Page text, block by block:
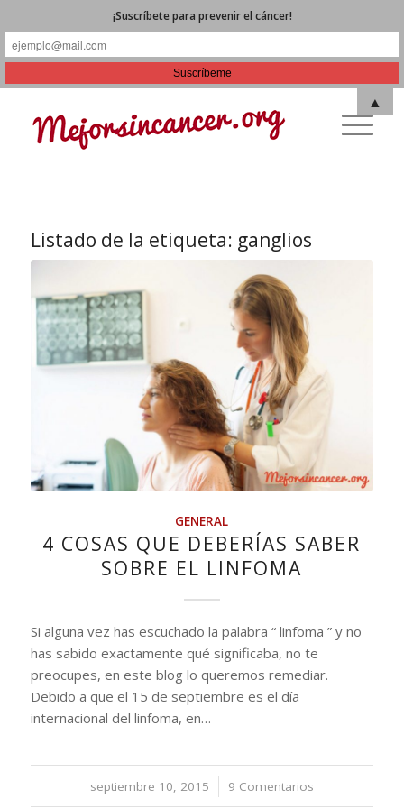
Listado de la etiqueta: ganglios
GENERAL
4 COSAS QUE DEBERÍAS SABER
SOBRE EL LINFOMA
Si alguna vez has escuchado la palabra “ linfoma ” y no
has sabido exactamente qué significaba, no te
preocupes, en este blog lo queremos remediar.
Debido a que el 15 de septiembre es el día
internacional del linfoma, en…
septiembre 10, 2015
/ 9 Comentarios
¡Suscríbete para prevenir el cáncer!
▲